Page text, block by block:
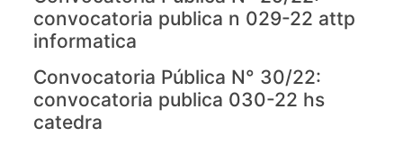
convocatoria publica n 029-22 attp
informatica
Convocatoria Pública N° 30/22:
convocatoria publica 030-22 hs
catedra